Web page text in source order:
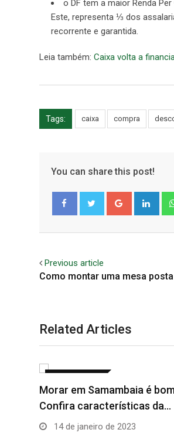
o DF tem a maior Renda
Este, representa ⅓ dos
recorrente e garantida.
Leia também: Caixa volta a
Tags: caixa compra
You can share this post!
Google+
Previous article
Como montar uma mesa posta
Related Articles
Fale pelo WhatsApp.
Direto com Imobiliária e…
22 de novembro de 2022